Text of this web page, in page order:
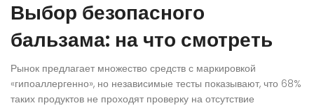
Выбор безопасного
бальзама: на что смотреть
Рынок предлагает множество средств с маркировкой
«гипоаллергенно», но независимые тесты показывают, что 68%
таких продуктов не проходят проверку на отсутствие